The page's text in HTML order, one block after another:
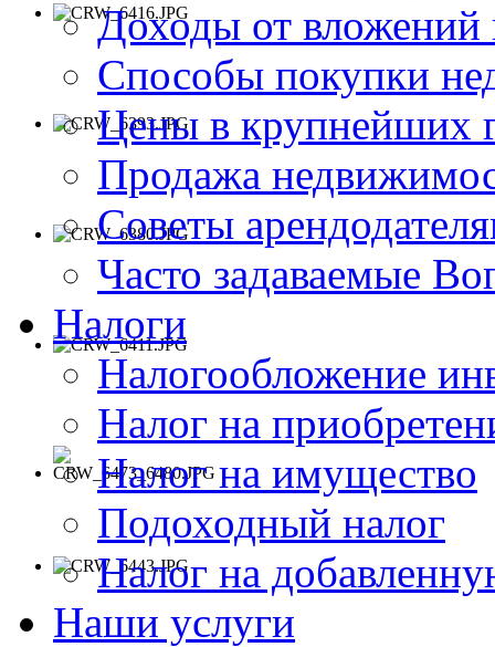
Доходы от вложений
Способы покупки
Цены в крупнейших
Продажа
Советы
Часто задаваемые
Налоги
Налогообложение
Налог на
Налог на имущество
Подоходный налог
Налог на
Наши услуги